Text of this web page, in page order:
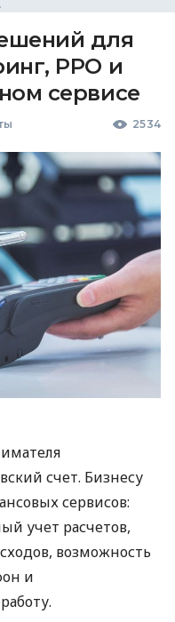
для
РРО и
сервисе
2534
счет. Бизнесу
сервисов:
учет расчетов,
возможность
и